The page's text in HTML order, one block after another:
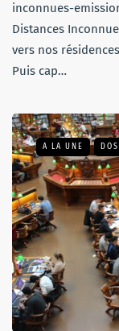
inconnues-
Distances
vers nos
Puis cap…
A LA UNE